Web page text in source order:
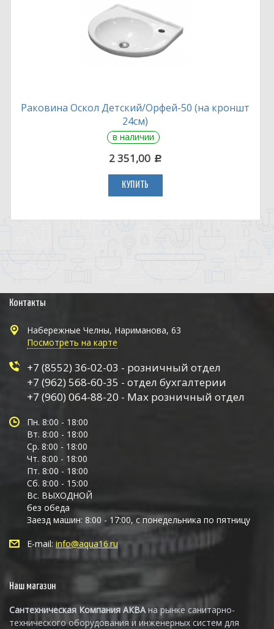
Раковина Оскол Детский/Орфей-50 (на кроншт
24см)
в наличии
2 351,00 c
КУПИТЬ
Контакты
Набережные Челны, Нариманова, 63
Посмотреть на карте
+7 (8552) 36-02-03 - розничный отдел
+7 (962) 568-60-35 - отдел бухгалтерии
+7 (960) 064-88-20 - Max розничный отдел
Пн. 8:00 - 18:00
Вт. 8:00 - 18:00
Ср. 8:00 - 18:00
Чт. 8:00 - 18:00
Пт. 8:00 - 18:00
Сб. 8:00 - 15:00
Вс. ВЫХОДНОЙ
без обеда
Заезд машин: 8:00 - 17:00, с понедельника по пятницу
E-mail:info@aqua16.ru
Наш магазин
Сантехническая Компания АКВАна рынке санитарно-
технического оборудования и инженерных систем для